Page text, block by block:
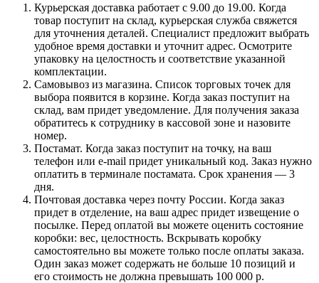
Курьерская доставка работает с 9.00 до 19.00. Когда
товар поступит на склад, курьерская служба свяжется
для уточнения деталей. Специалист предложит выбрать
удобное время доставки и уточнит адрес. Осмотрите
упаковку на целостность и соответствие указанной
комплектации.
Самовывоз из магазина. Список торговых точек для
выбора появится в корзине. Когда заказ поступит на
склад, вам придет уведомление. Для получения заказа
обратитесь к сотруднику в кассовой зоне и назовите
номер.
Постамат. Когда заказ поступит на точку, на ваш
телефон или e-mail придет уникальный код. Заказ нужно
оплатить в терминале постамата. Срок хранения — 3
дня.
Почтовая доставка через почту России. Когда заказ
придет в отделение, на ваш адрес придет извещение о
посылке. Перед оплатой вы можете оценить состояние
коробки: вес, целостность. Вскрывать коробку
самостоятельно вы можете только после оплаты заказа.
Один заказ может содержать не больше 10 позиций и
его стоимость не должна превышать 100 000 р.